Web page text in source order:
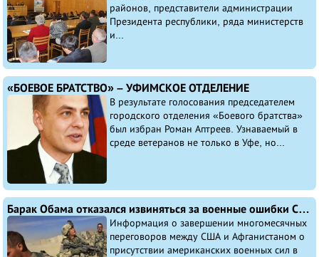
районов, представители администрации
Президента республики, ряда министерств
и...
«БОЕВОЕ БРАТСТВО» – УФИМСКОЕ ОТДЕЛЕНИЕ
В результате голосования председателем
городского отделения «Боевого братства»
был избран Роман Аптреев. Узнаваемый в
среде ветеранов не только в Уфе, но...
Барак Обама отказался извиняться за военные ошибки США в Афганистане
Информация о завершении многомесячных
переговоров между США и Афганистаном о
присутствии американских военных сил в